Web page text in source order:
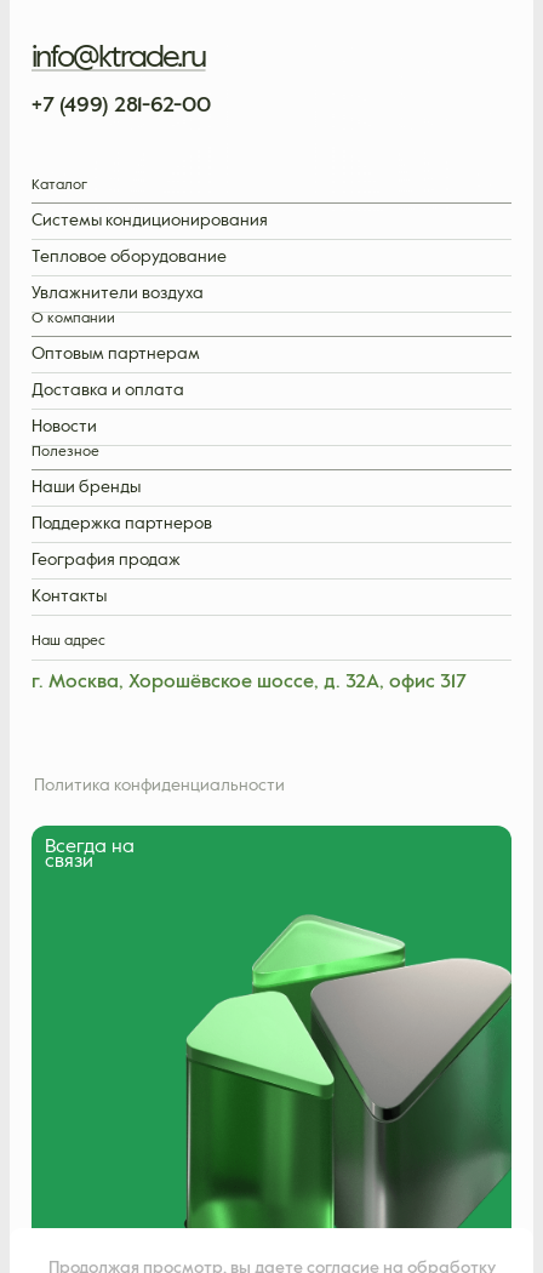
Продолжая просмотр, вы даете согласие на обработку
info@ktrade.ru
+7 (499) 281-62-00
Каталог
Системы кондиционирования
Тепловое оборудование
Увлажнители воздуха
О компании
Оптовым партнерам
Доставка и оплата
Новости
Полезное
Наши бренды
Поддержка партнеров
География продаж
Контакты
Политика конфиденциальности
Наш адрес
г. Москва, Хорошёвское шоссе, д. 32А, офис 317
Всегда на
связи